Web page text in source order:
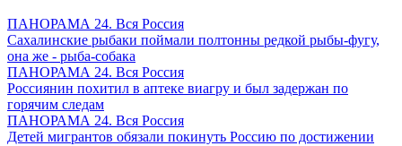
ПАНОРАМА 24. Вся Россия
Сахалинские рыбаки поймали полтонны редкой рыбы-фугу,
она же - рыба-собака
ПАНОРАМА 24. Вся Россия
Россиянин похитил в аптеке виагру и был задержан по
горячим следам
ПАНОРАМА 24. Вся Россия
Детей мигрантов обязали покинуть Россию по достижении